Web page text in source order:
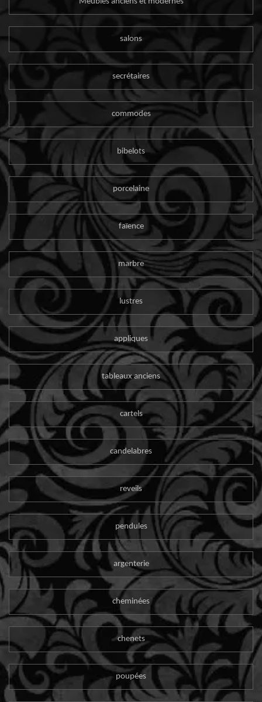
salons
secrétaires
commodes
bibelots
porcelaine
faïence
marbre
lustres
appliques
tableaux anciens
cartels
candelabres
reveils
pendules
argenterie
cheminées
chenets
poupées